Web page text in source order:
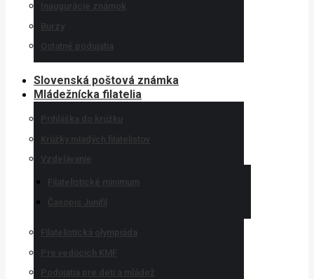
Inaugurácie známok
Burzy
Ostatné podujatia
Slovenská poštová známka
Mládežnícka filatelia
Prihláška do krúžku
Krúžky mladých filatelistov
Vzdelávanie
Filatelistické minimum
Časopis Junifil
Filatelistická olympiáda
Pre vedúcich KMF
Podujatia pre deti a mládež